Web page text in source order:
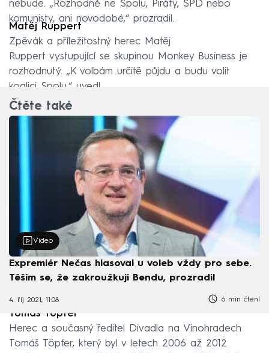
nebude. „Rozhodně ne Spolu, Piráty, SPD nebo
komunisty, ani novodobé,“ prozradil.
Matěj Ruppert
Zpěvák a příležitostný herec Matěj
Ruppert vystupující se skupinou Monkey Business je
rozhodnutý. „K volbám určitě půjdu a budu volit
koalici Spolu,“ uvedl.
Čtěte také
Video
Expremiér Nečas hlasoval u voleb vždy pro sebe.
Těším se, že zakroužkuji Bendu, prozradil
4. říj 2021, 11:08 6 min čtení
Tomáš Töpfer
Herec a současný ředitel Divadla na Vinohradech
Tomáš Töpfer, který byl v letech 2006 až 2012